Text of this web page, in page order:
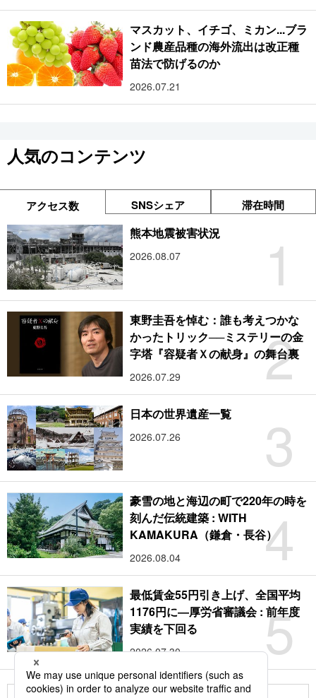
マスカット、イチゴ、ミカン...ブラ
ンド農産品種の海外流出は改正種
苗法で防げるのか
2026.07.21
人気のコンテンツ
アクセス数 SNSシェア 滞在時間
1
熊本地震被害状況
2026.08.07
2
東野圭吾を悼む：誰も考えつかな
かったトリック──ミステリーの金
字塔『容疑者Ｘの献身』の舞台裏
2026.07.29
3
日本の世界遺産一覧
2026.07.26
4
豪雪の地と海辺の町で220年の時を
刻んだ伝統建築 : WITH
KAMAKURA（鎌倉・長谷）
2026.08.04
5
最低賃金55円引き上げ、全国平均
1176円に―厚労省審議会 : 前年度
実績を下回る
2026.07.30